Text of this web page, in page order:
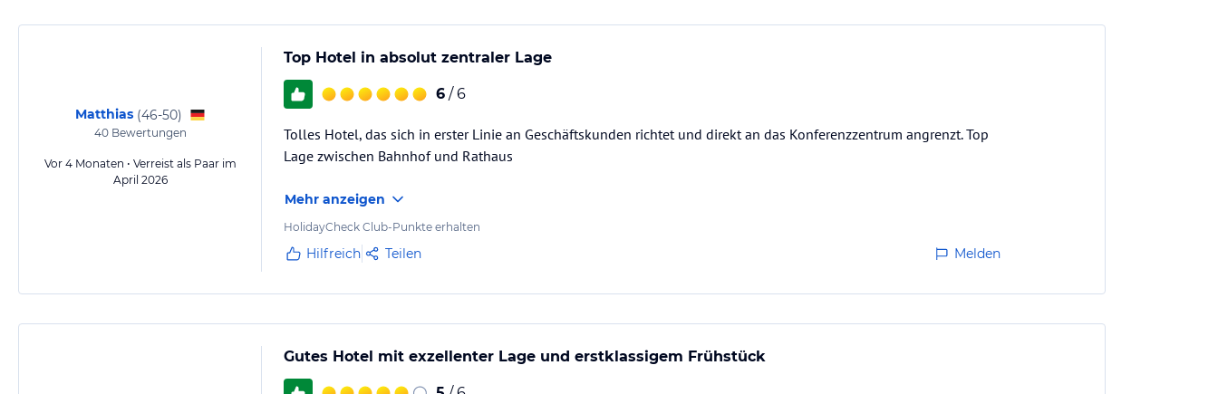
Matthias (46-50)
40 Bewertungen
Vor 4 Monaten • Verreist als Paar im
April 2026
Top Hotel in absolut zentraler Lage
6 / 6
Tolles Hotel, das sich in erster Linie an Geschäftskunden richtet und direkt an das Konferenzzentrum angrenzt. Top
Lage zwischen Bahnhof und Rathaus
Mehr anzeigen
HolidayCheck Club-Punkte erhalten
Hilfreich Teilen Melden
Gutes Hotel mit exzellenter Lage und erstklassigem Frühstück